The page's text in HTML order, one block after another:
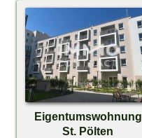
Eigentumswohnung
St. Pölten